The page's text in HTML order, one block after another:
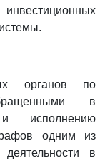
органов по
в
и исполнению
одним из
в